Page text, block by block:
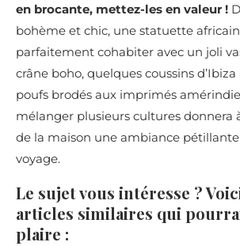
en brocante, mettez-les en valeur !
bohème et chic, une statuette
parfaitement cohabiter avec un joli
crâne boho, quelques coussins d’Ibiza
poufs brodés aux imprimés
mélanger plusieurs cultures donnera
de la maison une ambiance
voyage.
Le sujet vous intéresse ?
articles similaires qui
plaire :